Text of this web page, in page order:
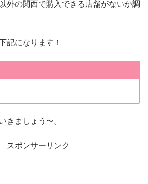
外の関西で購入できる店舗がないか調
記になります！
きましょう〜。
スポンサーリンク